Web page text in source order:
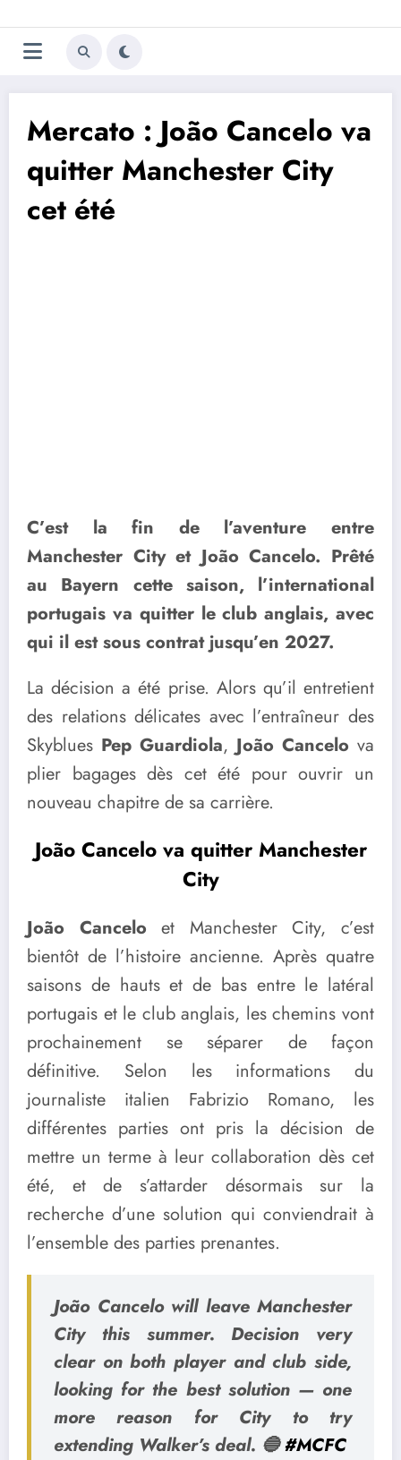
au
contenu
Trivela
L'actualité du football
Mercato : João Cancelo va
quitter Manchester City
cet été
C’est la fin de l’aventure entre
Manchester City et João Cancelo. Prêté
au Bayern cette saison, l’international
portugais va quitter le club anglais, avec
qui il est sous contrat jusqu’en 2027.
La décision a été prise. Alors qu’il entretient
des relations délicates avec l’entraîneur des
Skyblues Pep Guardiola,João Cancelo va
plier bagages dès cet été pour ouvrir un
nouveau chapitre de sa carrière.
João Cancelo va quitter Manchester
City
João Cancelo et Manchester City, c’est
bientôt de l’histoire ancienne. Après quatre
saisons de hauts et de bas entre le latéral
portugais et le club anglais, les chemins vont
prochainement se séparer de façon
définitive. Selon les informations du
journaliste italien Fabrizio Romano, les
différentes parties ont pris la décision de
mettre un terme à leur collaboration dès cet
été, et de s’attarder désormais sur la
recherche d’une solution qui conviendrait à
l’ensemble des parties prenantes.
João Cancelo will leave Manchester
City this summer. Decision very
clear on both player and club side,
looking for the best solution — one
more reason for City to try
extending Walker’s deal. 🔵#MCFC